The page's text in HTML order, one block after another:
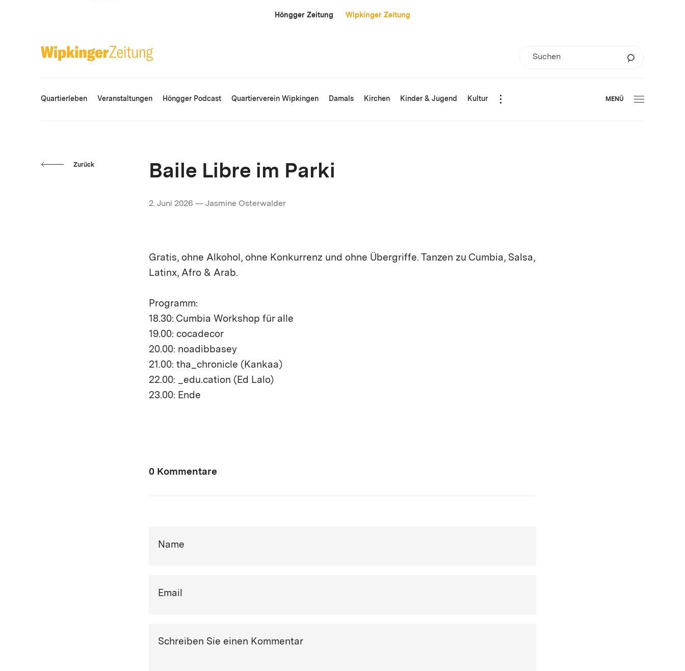
Höngger Zeitung Wipkinger Zeitung
Quartierleben Veranstaltungen Höngger Podcast Quartierverein Wipkingen Damals Kirchen Kinder & Jugend Kultur MENÜ
Zurück Baile Libre im Parki
2. Juni 2026 — Jasmine Osterwalder
Gratis, ohne Alkohol, ohne Konkurrenz und ohne Übergriffe. Tanzen zu Cumbia, Salsa,
Latinx, Afro & Arab.
Programm:
18.30: Cumbia Workshop für alle
19.00: cocadecor
20.00: noadibbasey
21.00: tha_chronicle (Kankaa)
22.00: _edu.cation (Ed Lalo)
23.00: Ende
0 Kommentare
Name
Email
Schreiben Sie einen Kommentar